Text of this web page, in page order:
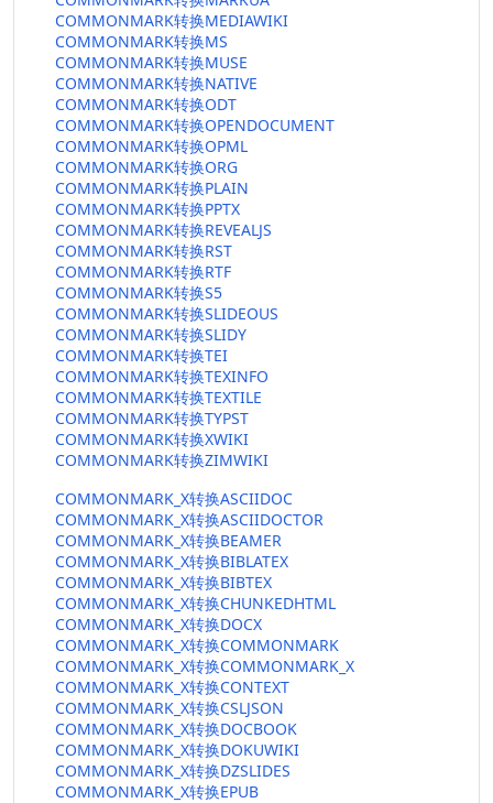
COMMONMARK转换MEDIAWIKI
COMMONMARK转换MS
COMMONMARK转换MUSE
COMMONMARK转换NATIVE
COMMONMARK转换ODT
COMMONMARK转换OPENDOCUMENT
COMMONMARK转换OPML
COMMONMARK转换ORG
COMMONMARK转换PLAIN
COMMONMARK转换PPTX
COMMONMARK转换REVEALJS
COMMONMARK转换RST
COMMONMARK转换RTF
COMMONMARK转换S5
COMMONMARK转换SLIDEOUS
COMMONMARK转换SLIDY
COMMONMARK转换TEI
COMMONMARK转换TEXINFO
COMMONMARK转换TEXTILE
COMMONMARK转换TYPST
COMMONMARK转换XWIKI
COMMONMARK转换ZIMWIKI
COMMONMARK_X转换ASCIIDOC
COMMONMARK_X转换ASCIIDOCTOR
COMMONMARK_X转换BEAMER
COMMONMARK_X转换BIBLATEX
COMMONMARK_X转换BIBTEX
COMMONMARK_X转换CHUNKEDHTML
COMMONMARK_X转换DOCX
COMMONMARK_X转换COMMONMARK
COMMONMARK_X转换COMMONMARK_X
COMMONMARK_X转换CONTEXT
COMMONMARK_X转换CSLJSON
COMMONMARK_X转换DOCBOOK
COMMONMARK_X转换DOKUWIKI
COMMONMARK_X转换DZSLIDES
COMMONMARK_X转换EPUB